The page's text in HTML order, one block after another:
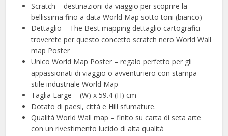
Scratch – destinazioni da viaggio per scoprire la
bellissima fino a data World Map sotto toni (bianco)
Dettaglio – The Best mapping dettaglio cartografici
troverete per questo concetto scratch nero World Wall
map Poster
Unico World Map Poster – regalo perfetto per gli
appassionati di viaggio o avventuriero con stampa
stile industriale World Map
Taglia Large – (W) x 59.4 (H) cm
Dotato di paesi, città e Hill sfumature.
Qualità World Wall map – finito su carta di seta arte
con un rivestimento lucido di alta qualità